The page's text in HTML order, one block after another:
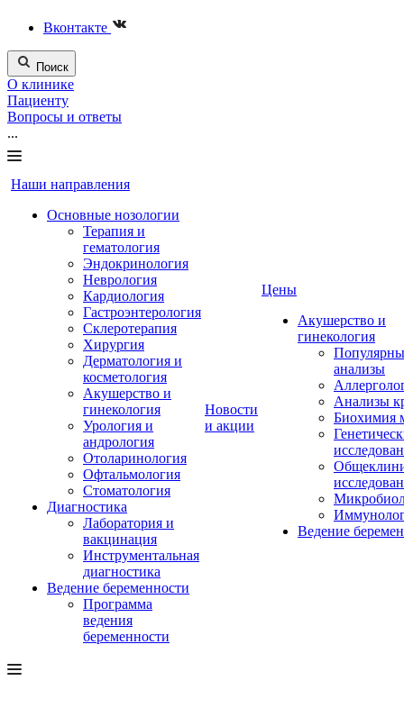
Вконтакте
Поиск
О клинике
Пациенту
Вопросы и ответы
...
Наши направления
Основные нозологии
Терапия и
гематология
Эндокринология
Неврология
Кардиология
Гастроэнтерология
Склеротерапия
Хирургия
Дерматология и
косметология
Акушерство и
гинекология
Урология и
андрология
Отоларинология
Офтальмология
Стоматология
Диагностика
Лаборатория и
вакцинация
Инструментальная
диагностика
Ведение беременности
Программа
ведения
беременности
Новости
и акции
Цены
Акушерство и
гинекология
анализы
Анализы
Биохимия
Ведение